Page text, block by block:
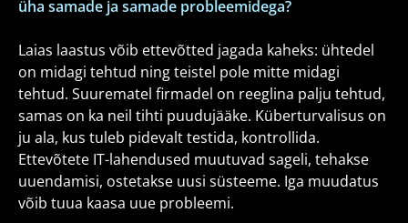
üha samade ja samade probleemidega?
Laias laastus võib ettevõtted jagada kaheks: ühtedel
on midagi tehtud ning teistel pole mitte midagi
tehtud. Suurematel firmadel on reeglina palju tehtud,
samas on ka neil tihti puudujääke. Küberturvalisus on
ju ala, kus tuleb pidevalt testida, kontrollida.
Ettevõtete IT-lahendused muutuvad sageli, tehakse
uuendamisi, ostetakse uusi süsteeme. Iga muudatus
võib tuua kaasa uue probleemi.